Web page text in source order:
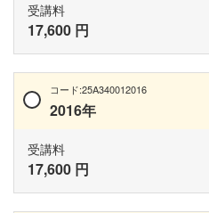
受講料
17,600 円
コード:25A340012016
2016年
受講料
17,600 円